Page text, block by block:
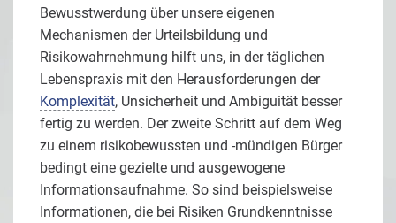
Bewusstwerdung über unsere eigenen
Mechanismen der Urteilsbildung und
Risikowahrnehmung hilft uns, in der täglichen
Lebenspraxis mit den Herausforderungen der
Komplexität, Unsicherheit und Ambiguität besser
fertig zu werden. Der zweite Schritt auf dem Weg
zu einem risikobewussten und -mündigen Bürger
bedingt eine gezielte und ausgewogene
Informationsaufnahme. So sind beispielsweise
Informationen, die bei Risiken Grundkenntnisse